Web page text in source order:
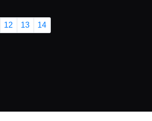
12 13 14